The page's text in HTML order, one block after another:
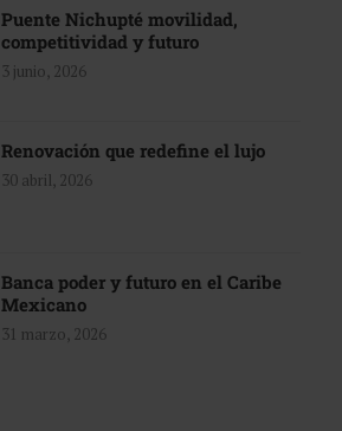
Puente Nichupté movilidad,
competitividad y futuro
3 junio, 2026
Renovación que redefine el lujo
30 abril, 2026
Banca poder y futuro en el Caribe
Mexicano
31 marzo, 2026